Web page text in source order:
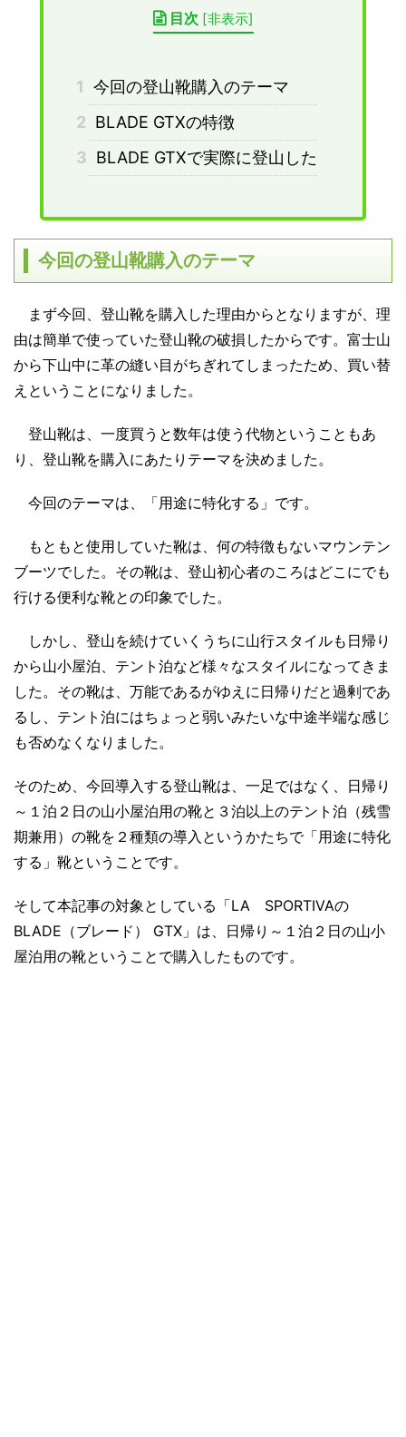
目次 [非表示]
1 今回の登山靴購入のテーマ
2 BLADE GTXの特徴
3 BLADE GTXで実際に登山した
今回の登山靴購入のテーマ
まず今回、登山靴を購入した理由からとなりますが、理
由は簡単で使っていた登山靴の破損したからです。富士山
から下山中に革の縫い目がちぎれてしまったため、買い替
えということになりました。
登山靴は、一度買うと数年は使う代物ということもあ
り、登山靴を購入にあたりテーマを決めました。
今回のテーマは、「用途に特化する」です。
もともと使用していた靴は、何の特徴もないマウンテン
ブーツでした。その靴は、登山初心者のころはどこにでも
行ける便利な靴との印象でした。
しかし、登山を続けていくうちに山行スタイルも日帰り
から山小屋泊、テント泊など様々なスタイルになってきま
した。その靴は、万能であるがゆえに日帰りだと過剰であ
るし、テント泊にはちょっと弱いみたいな中途半端な感じ
も否めなくなりました。
そのため、今回導入する登山靴は、一足ではなく、日帰り
～１泊２日の山小屋泊用の靴と３泊以上のテント泊（残雪
期兼用）の靴を２種類の導入というかたちで「用途に特化
する」靴ということです。
そして本記事の対象としている「LA SPORTIVAの
BLADE（ブレード） GTX」は、日帰り～１泊２日の山小
屋泊用の靴ということで購入したものです。